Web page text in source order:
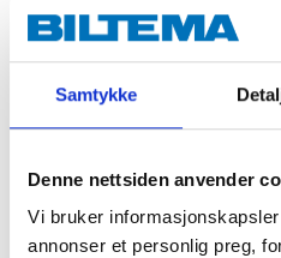
Samtykke
Denne nettsiden anvender
Vi bruker
annonser et personlig preg,
Bredde:
Finnes på